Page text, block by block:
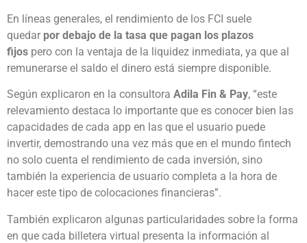
En líneas generales, el rendimiento de los FCI suele
quedar por debajo de la tasa que pagan los plazos
fijos pero con la ventaja de la liquidez inmediata, ya que al
remunerarse el saldo el dinero está siempre disponible.
Según explicaron en la consultora Adila Fin & Pay, “este
relevamiento destaca lo importante que es conocer bien las
capacidades de cada app en las que el usuario puede
invertir, demostrando una vez más que en el mundo fintech
no solo cuenta el rendimiento de cada inversión, sino
también la experiencia de usuario completa a la hora de
hacer este tipo de colocaciones financieras”.
También explicaron algunas particularidades sobre la forma
en que cada billetera virtual presenta la información al